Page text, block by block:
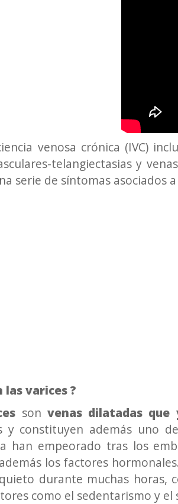
venosa crónica (IVC)
telangiectasias y
serie de síntomas asociados
las varices ?
son venas dilatadas
y constituyen además uno
han empeorado tras los
los factores
durante muchas horas,
como el sedentarismo y